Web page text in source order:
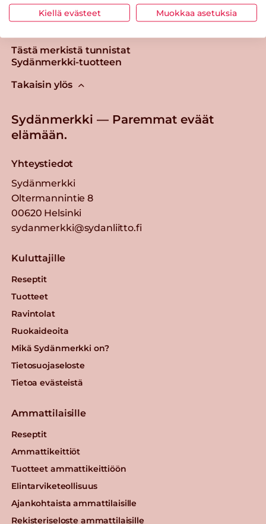
Tästä merkistä tunnistat
Sydänmerkki-tuotteen
Takaisin ylös
Sydänmerkki — Paremmat eväät
elämään.
Yhteystiedot
Sydänmerkki
Oltermannintie 8
00620 Helsinki
sydanmerkki@sydanliitto.fi
Kuluttajille
Reseptit
Tuotteet
Ravintolat
Ruokaideoita
Mikä Sydänmerkki on?
Tietosuojaseloste
Tietoa evästeistä
Ammattilaisille
Reseptit
Ammattikeittiöt
Tuotteet ammattikeittiöön
Elintarviketeollisuus
Ajankohtaista ammattilaisille
Rekisteriseloste ammattilaisille
Kiellä evästeet Muokkaa asetuksia